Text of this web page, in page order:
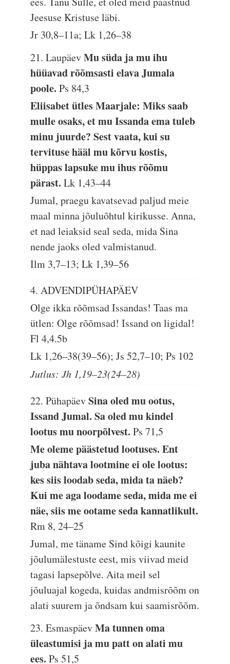
Jeesuse Kristuse läbi.
Jr 30,8–11a; Lk 1,26–38
21. LaupäevMu süda ja mu ihu
hüüavad rõõmsasti elava Jumala
poole.Ps 84,3
Eliisabet ütles Maarjale: Miks saab
mulle osaks, et mu Issanda ema tuleb
minu juurde? Sest vaata, kui su
tervituse hääl mu kõrvu kostis,
hüppas lapsuke mu ihus rõõmu
pärast.Lk 1,43–44
Jumal, praegu kavatsevad paljud meie
maal minna jõuluõhtul kirikusse. Anna,
et nad leiaksid seal seda, mida Sina
nende jaoks oled valmistanud.
Ilm 3,7–13; Lk 1,39–56
4. ADVENDIPÜHAPÄEV
Olge ikka rõõmsad Issandas! Taas ma
ütlen: Olge rõõmsad! Issand on ligidal!
Fl 4,4.5b
Lk 1,26–38(39–56); Js 52,7–10; Ps 102
Jutlus: Jh 1,19–23(24–28)
22. PühapäevSina oled mu ootus,
Issand Jumal. Sa oled mu kindel
lootus mu noorpõlvest.Ps 71,5
Me oleme päästetud lootuses. Ent
juba nähtava lootmine ei ole lootus:
kes siis loodab seda, mida ta näeb?
Kui me aga loodame seda, mida me ei
näe, siis me ootame seda kannatlikult.
Rm 8, 24–25
Jumal, me täname Sind kõigi kaunite
jõulumälestuste eest, mis viivad meid
tagasi lapsepõlve. Aita meil sel
jõuluajal kogeda, kuidas andmisrõõm on
alati suurem ja õndsam kui saamisrõõm.
23. EsmaspäevMa tunnen oma
üleastumisi ja mu patt on alati mu
ees.Ps 51,5